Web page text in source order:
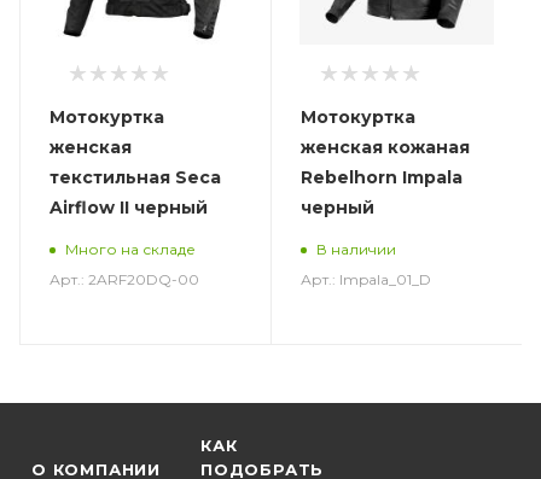
Мотокуртка
женская
текстильная Seca
Airflow II черный
Много на складе
Арт.: 2ARF20DQ-00
Мотокуртка
женская кожаная
Rebelhorn Impala
черный
В наличии
Арт.: Impala_01_D
О КОМПАНИИ
КАК
ПОДОБРАТЬ